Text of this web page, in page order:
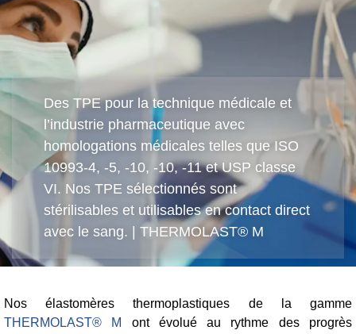
Guides de transformation
SUSTAINABILITY
Corporate Sustainability
Solutions TPE durables
Product Carbon Footprint Calculator
GRS Certification
Sustainability Glossary - Lexicon
Des TPE pour la technique médicale et
l’industrie pharmaceutique avec
homologations médicales telles que ISO
10993-4, -5, -10, -10, -11 et USP classe
VI. Nos TPE sélectionnés sont
stérilisables et utilisables en contact direct
avec le sang. | THERMOLAST® M
Nos élastomères thermoplastiques de la gamme
THERMOLAST® M
ont évolué au rythme des progrès